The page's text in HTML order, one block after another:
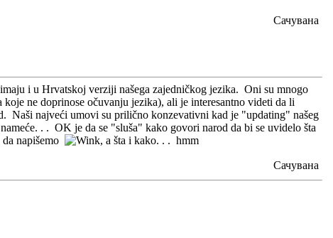
Сачувана
i u Hrvatskoj verziji našega zajedničkog jezika. Oni su mnogo
ne doprinose očuvanju jezika), ali je interesantno videti da li
Naši najveći umovi su prilično konzevativni kad je "updating" našeg
. . OK je da se "sluša" kako govori narod da bi se uvidelo šta
napišemo
, a šta i kako. . . hmm
Сачувана